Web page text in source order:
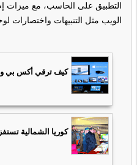
التطبيق على الحاسب، مع ميزات
الويب مثل التنبيهات واختصارات
كيف ترقي أكس بي وفيستا
كوريا الشمالية